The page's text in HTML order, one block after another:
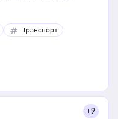
Транспорт
+9